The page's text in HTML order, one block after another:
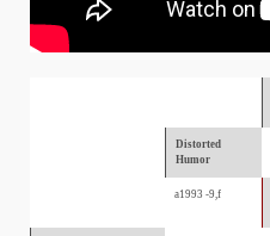
Distorted
Humor
a1993 -9,f